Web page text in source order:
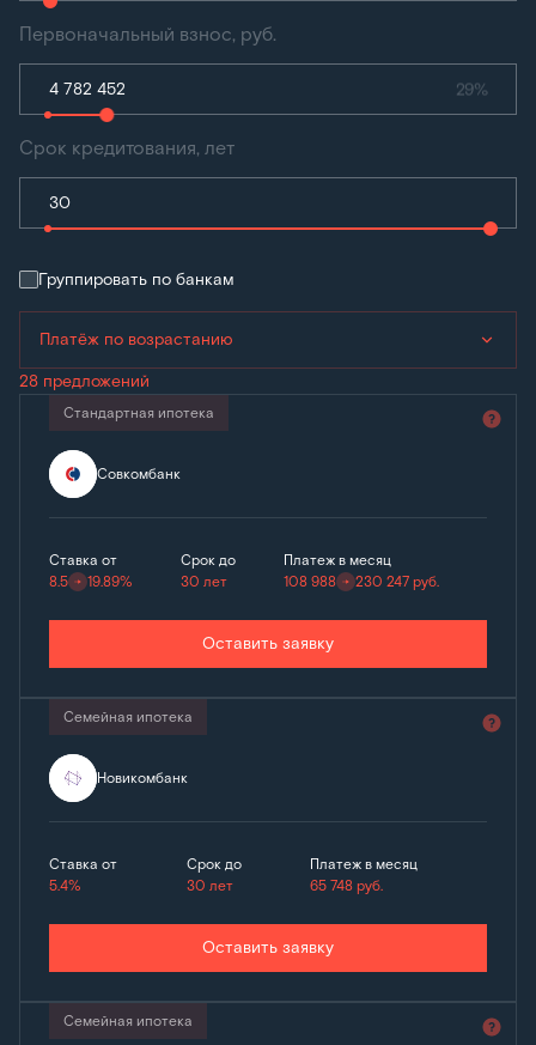
Первоначальный взнос, руб.
29%
Срок кредитования, лет
Группировать по банкам
Платёж по возрастанию
28 предложений
Стандартная ипотека
Совкомбанк
Ставка от
8.5
19.89%
Срок до
30 лет
Платеж в месяц
108 988
230 247 руб.
Оставить заявку
Семейная ипотека
Новикомбанк
Ставка от
5.4%
Срок до
30 лет
Платеж в месяц
65 748руб.
Оставить заявку
Семейная ипотека